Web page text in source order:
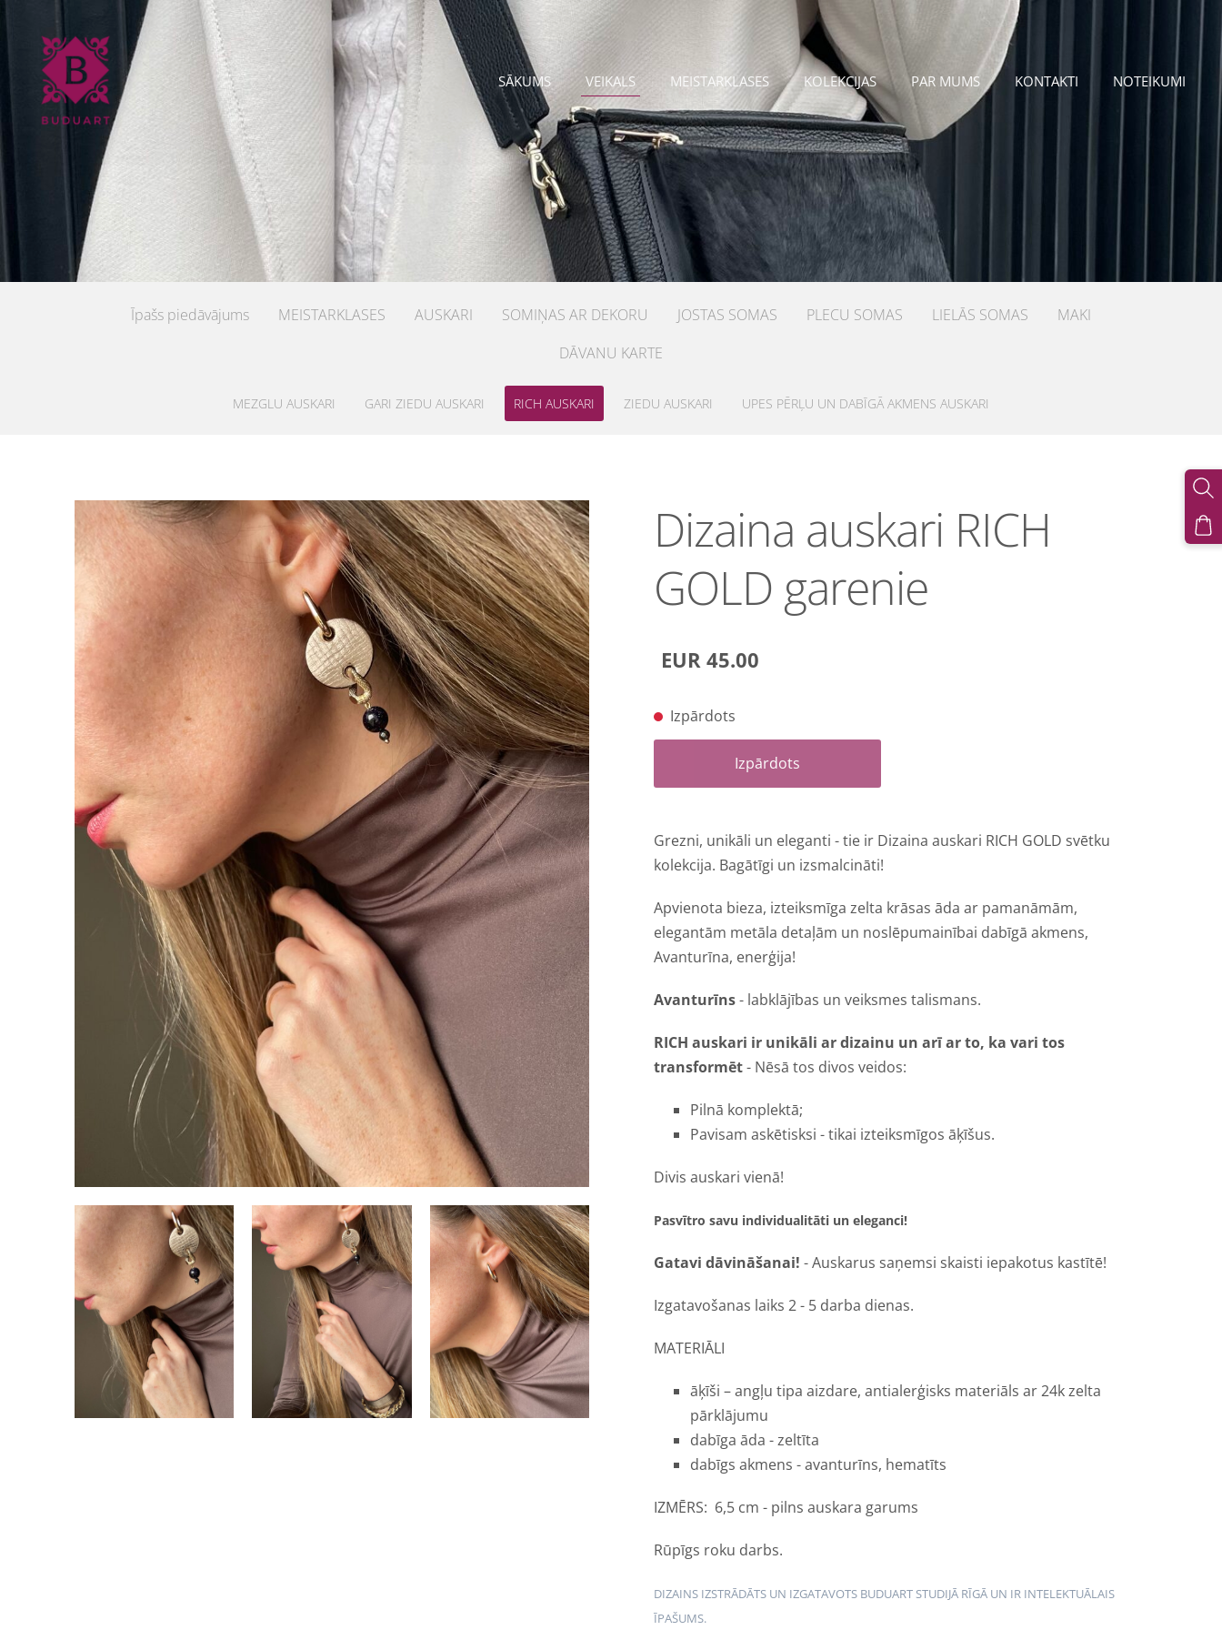
SĀKUMS VEIKALS MEISTARKLASES KOLEKCIJAS PAR MUMS KONTAKTI NOTEIKUMI
Īpašs piedāvājums MEISTARKLASES AUSKARI SOMIŅAS AR DEKORU JOSTAS SOMAS PLECU SOMAS LIELĀS SOMAS
MAKI
DĀVANU KARTE
MEZGLU AUSKARI GARI ZIEDU AUSKARI RICH AUSKARI ZIEDU AUSKARI UPES PĒRĻU UN DABĪGĀ AKMENS AUSKARI
Dizaina auskari RICH
GOLD garenie
EUR 45.00
Izpārdots
Izpārdots
Grezni, unikāli un eleganti - tie ir Dizaina auskari RICH GOLD svētku
kolekcija. Bagātīgi un izsmalcināti!
Apvienota bieza, izteiksmīga zelta krāsas āda ar pamanāmām,
elegantām metāla detaļām un noslēpumainībai dabīgā akmens,
Avanturīna, enerģija!
Avanturīns- labklājības un veiksmes talismans.
RICH auskari ir unikāli ar dizainu un arī ar to, ka vari tos
transformēt- Nēsā tos divos veidos:
Pilnā komplektā;
Pavisam askētisksi - tikai izteiksmīgos āķīšus.
Divis auskari vienā!
Pasvītro savu individualitāti un eleganci!
Gatavi dāvināšanai! - Auskarus saņemsi skaisti iepakotus kastītē!
Izgatavošanas laiks 2 - 5 darba dienas.
MATERIĀLI
āķīši – angļu tipa aizdare, antialerģisks materiāls ar 24k zelta
pārklājumu
dabīga āda - zeltīta
dabīgs akmens - avanturīns, hematīts
IZMĒRS: 6,5 cm - pilns auskara garums
Rūpīgs roku darbs.
DIZAINS IZSTRĀDĀTS UN IZGATAVOTS BUDUART STUDIJĀ RĪGĀ UN IR INTELEKTUĀLAIS
ĪPAŠUMS.